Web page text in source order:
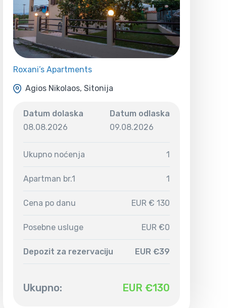
Roxani’s Apartments
Agios Nikolaos, Sitonija
Datum dolaska
08.08.2026
Datum odlaska
09.08.2026
Ukupno noćenja 1
Apartman br.1 1
Cena po danu EUR € 130
Posebne usluge EUR €0
Depozit za rezervaciju EUR €39
Ukupno: EUR €130